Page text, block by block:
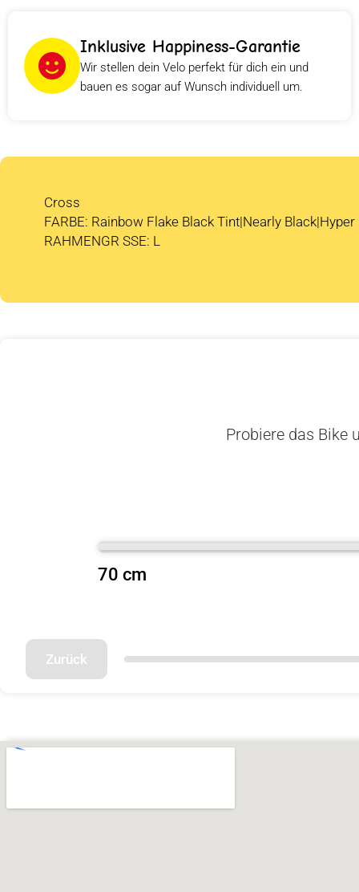
Inklusive Happiness-Garantie
Wir stellen dein Velo perfekt für dich ein und
bauen es sogar auf Wunsch individuell um.
Cross
FARBE: Rainbow Flake Black Tint|Nearly Black|Hyper
RAHMENGR SSE: L
Probiere das Bike
70 cm
Zurück